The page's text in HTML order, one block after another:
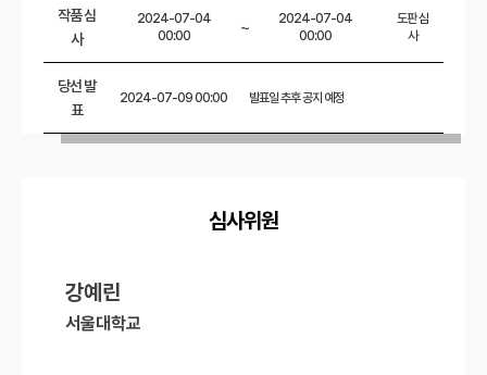
작품 심
사
2024-07-04
00:00
~
2024-07-04
00:00
도판 심
사
당선 발
표
2024-07-09 00:00 발표일 추후 공지 예정
심사위원
강예린
서울대학교